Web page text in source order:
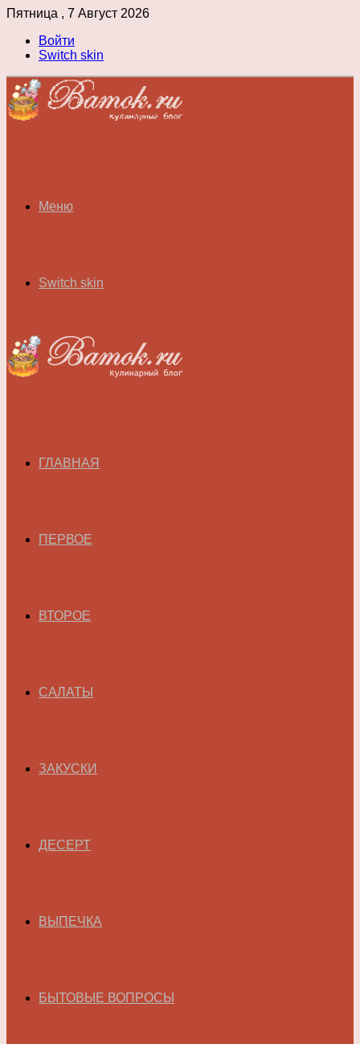
Пятница , 7 Август 2026
Войти
Switch skin
Меню
Switch skin
ГЛАВНАЯ
ПЕРВОЕ
ВТОРОЕ
САЛАТЫ
ЗАКУСКИ
ДЕСЕРТ
ВЫПЕЧКА
БЫТОВЫЕ ВОПРОСЫ